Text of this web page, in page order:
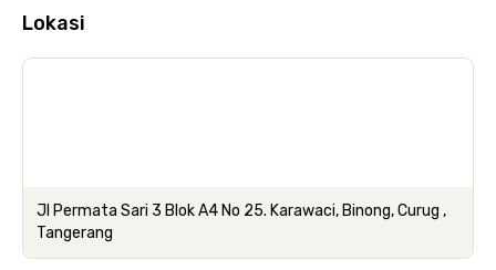
Lokasi
Jl Permata Sari 3 Blok A4 No 25. Karawaci, Binong, Curug ,
Tangerang